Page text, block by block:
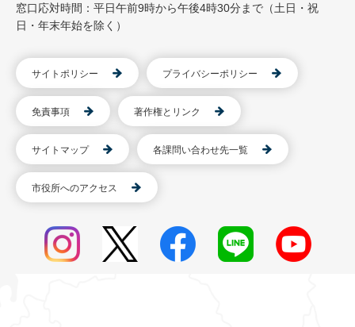
窓口応対時間：平日午前9時から午後4時30分まで（土日・祝
日・年末年始を除く）
サイトポリシー プライバシーポリシー
免責事項 著作権とリンク
サイトマップ 各課問い合わせ先一覧
市役所へのアクセス